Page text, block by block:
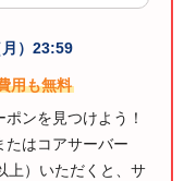
）23:59
用も無料
ンを見つけよう！
たはコアサーバー
上）いただくと、サ